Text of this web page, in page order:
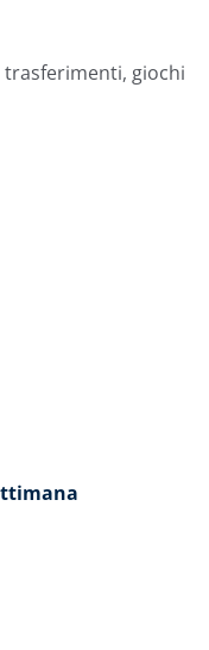
trasferimenti, giochi